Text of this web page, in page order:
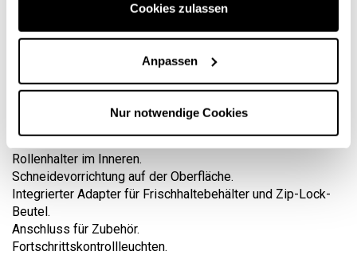
Cookies zulassen
Anpassen
Nur notwendige Cookies
Was der Foodsaver FFS017X-01 zu bieten
hat
Kompaktes Design mit Edelstahl-Oberfläche.
Herausnehmbare, spülmaschinenfeste Tropfschale.
Automatische Vakuumier- und Versiegelungsfunktion.
Spezieller Modus für Lebensmittel mit Flüssigkeiten.
Rollenhalter im Inneren.
Schneidevorrichtung auf der Oberfläche.
Integrierter Adapter für Frischhaltebehälter und Zip-Lock-
Beutel.
Anschluss für Zubehör.
Fortschrittskontrollleuchten.